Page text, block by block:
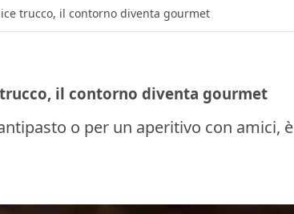
trucco, il contorno diventa gourmet
il contorno diventa gourmet
o per un aperitivo con amici, è